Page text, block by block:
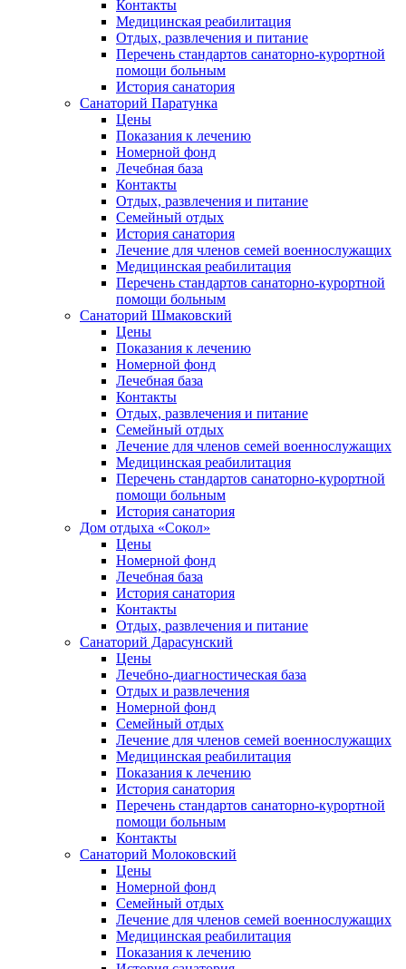
Контакты
Медицинская реабилитация
Отдых, развлечения и питание
Перечень стандартов санаторно-курортной
помощи больным
История санатория
Санаторий Паратунка
Цены
Показания к лечению
Номерной фонд
Лечебная база
Контакты
Отдых, развлечения и питание
Семейный отдых
История санатория
Лечение для членов семей военнослужащих
Медицинская реабилитация
Перечень стандартов санаторно-курортной
помощи больным
Санаторий Шмаковский
Цены
Показания к лечению
Номерной фонд
Лечебная база
Контакты
Отдых, развлечения и питание
Семейный отдых
Лечение для членов семей военнослужащих
Медицинская реабилитация
Перечень стандартов санаторно-курортной
помощи больным
История санатория
Дом отдыха «Сокол»
Цены
Номерной фонд
Лечебная база
История санатория
Контакты
Отдых, развлечения и питание
Санаторий Дарасунский
Цены
Лечебно-диагностическая база
Отдых и развлечения
Номерной фонд
Семейный отдых
Лечение для членов семей военнослужащих
Медицинская реабилитация
Показания к лечению
История санатория
Перечень стандартов санаторно-курортной
помощи больным
Контакты
Санаторий Молоковский
Цены
Номерной фонд
Семейный отдых
Лечение для членов семей военнослужащих
Медицинская реабилитация
Показания к лечению